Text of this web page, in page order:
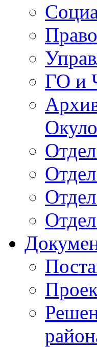
ГО и